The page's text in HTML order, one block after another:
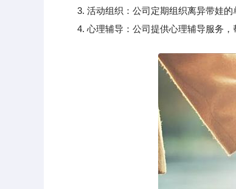
3. 活动组织：公司定期组织离异带娃的
4. 心理辅导：公司提供心理辅导服务，